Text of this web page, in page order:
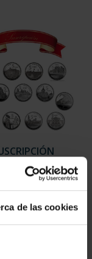
de las cookies
DE
PROVINCIA 2
949,00 €
para usuarios
registrados